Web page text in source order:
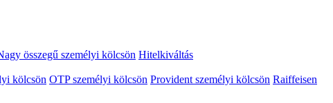
összegű személyi kölcsön Hitelkiváltás
kölcsön OTP személyi kölcsön Provident személyi kölcsön Raiffeisen